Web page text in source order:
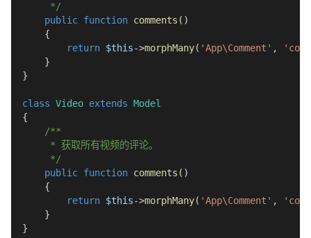
     */
public function comments ( )
{
return $this->morphMany( 'App\Comment' ,
}
}
class Video extends Model
{
/**
     * 获取所有视频的评论。
     */
public function comments ( )
{
return $this->morphMany( 'App\Comment' ,
}
}